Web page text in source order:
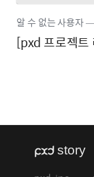
[pxd 프로젝
알 수 없는 사용자